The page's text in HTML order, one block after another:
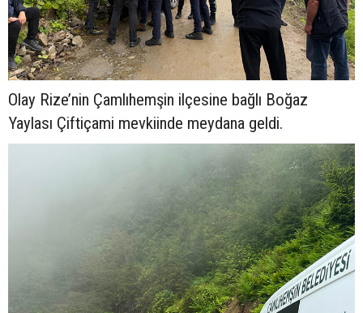
Olay Rize’nin Çamlıhemşin ilçesine bağlı Boğaz
Yaylası Çiftiçami mevkiinde meydana geldi.